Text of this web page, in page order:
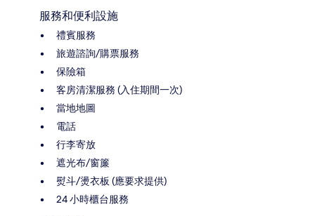
服務和便利設施
禮賓服務
旅遊諮詢/購票服務
保險箱
客房清潔服務 (入住期間一次)
當地地圖
電話
行李寄放
遮光布/窗簾
熨斗/燙衣板 (應要求提供)
24 小時櫃台服務